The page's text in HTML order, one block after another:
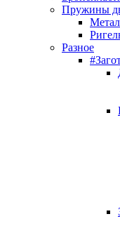
Пружины
Разное